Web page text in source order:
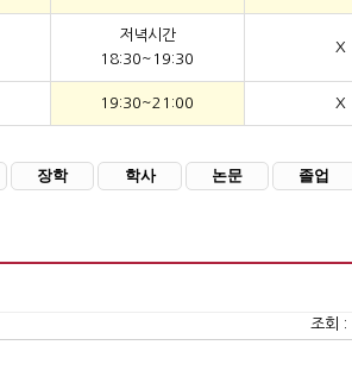
저녁시간
18:30~19:30
X
19:30~21:00 X
장학 학사 논문 졸업
조회 :